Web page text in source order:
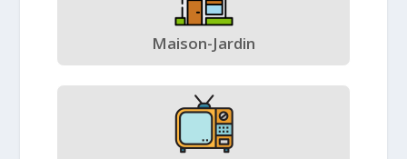
Maison-Jardin